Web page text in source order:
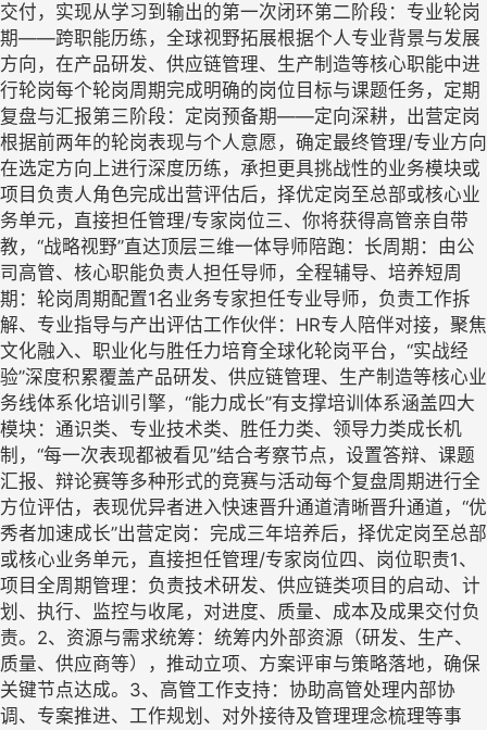
交付，实现从学习到输出的第一次闭环第二阶段：专业轮岗
期——跨职能历练，全球视野拓展根据个人专业背景与发展
方向，在产品研发、供应链管理、生产制造等核心职能中进
行轮岗每个轮岗周期完成明确的岗位目标与课题任务，定期
复盘与汇报第三阶段：定岗预备期——定向深耕，出营定岗
根据前两年的轮岗表现与个人意愿，确定最终管理/专业方向
在选定方向上进行深度历练，承担更具挑战性的业务模块或
项目负责人角色完成出营评估后，择优定岗至总部或核心业
务单元，直接担任管理/专家岗位三、你将获得高管亲自带
教，“战略视野”直达顶层三维一体导师陪跑：长周期：由公
司高管、核心职能负责人担任导师，全程辅导、培养短周
期：轮岗周期配置1名业务专家担任专业导师，负责工作拆
解、专业指导与产出评估工作伙伴：HR专人陪伴对接，聚焦
文化融入、职业化与胜任力培育全球化轮岗平台，“实战经
验”深度积累覆盖产品研发、供应链管理、生产制造等核心业
务线体系化培训引擎，“能力成长”有支撑培训体系涵盖四大
模块：通识类、专业技术类、胜任力类、领导力类成长机
制，“每一次表现都被看见”结合考察节点，设置答辩、课题
汇报、辩论赛等多种形式的竞赛与活动每个复盘周期进行全
方位评估，表现优异者进入快速晋升通道清晰晋升通道，“优
秀者加速成长”出营定岗：完成三年培养后，择优定岗至总部
或核心业务单元，直接担任管理/专家岗位四、岗位职责1、
项目全周期管理：负责技术研发、供应链类项目的启动、计
划、执行、监控与收尾，对进度、质量、成本及成果交付负
责。2、资源与需求统筹：统筹内外部资源（研发、生产、
质量、供应商等），推动立项、方案评审与策略落地，确保
关键节点达成。3、高管工作支持：协助高管处理内部协
调、专案推进、工作规划、对外接待及管理理念梳理等事